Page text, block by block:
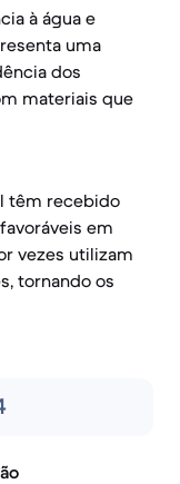
à água e
uma
dos
materiais que
têm recebido
em
vezes utilizam
tornando os